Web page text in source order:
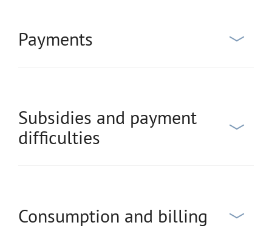
Payments
Subsidies and payment
difficulties
Consumption and billing